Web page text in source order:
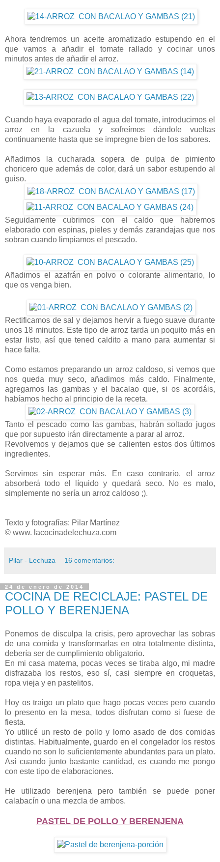
Ahora tendremos un aceite aromatizado estupendo en el
que vamos a añadir el tomate rallado y cocinar unos
minutos antes de añadir el arroz.
Cuando haya evaporado el agua del tomate, introducimos el
arroz en la cazuela y sofreímos dándole vueltas
continuamente hasta que se impregne bien de los sabores.
Añadimos la cucharada sopera de pulpa de pimiento
choricero que además de color, dará un sabor estupendo al
guiso.
Seguidamente cubrimos con el caldo que habremos
elaborado con espinas, pieles y demás zarandajas que nos
sobran cuando limpiamos el pescado.
Añadimos el azafrán en polvo o colorante alimentario, lo
que os venga bien.
Rectificamos de sal y dejamos hervir a fuego suave durante
unos 18 minutos. Este tipo de arroz tarda un poquito más en
estar listo, así que tened caldito a mano para aumentar si
hace falta.
Como estamos preparando un arroz caldoso, si vemos que
nos queda muy seco, añadimos más caldo. Finalmente,
agregamos las gambas y el bacalao que, si os acordáis,
habíamos hecho al principio de la receta.
Tanto el pescado como las gambas, habrán soltado jugos
que por supuesto irán directamente a parar al arroz.
Revolvemos y dejamos que se calienten estos dos últimos
ingredientes.
Servimos sin esperar más. En caso contrario, el arroz
absorberá todo el líquido y quedará seco. No es malo,
simplemente no sería un arroz caldoso ;).
Texto y fotografías: Pilar Martínez
© www. lacocinadelechuza.com
Pilar - Lechuza 16 comentarios:
24 de enero de 2014
COCINA DE RECICLAJE: PASTEL DE
POLLO Y BERENJENA
Ponemos de disculpa la crisis, pero aprovechar las sobras
de una comida y transformarlas en otra totalmente distinta,
debería ser de cumplimiento obligatorio.
En mi casa materna, pocas veces se tiraba algo, mi madre
disfrazaba los restos, eso sí, casi siempre en croquetas,
ropa vieja y en pastelitos.
Hoy os traigo un plato que hago pocas veces pero cuando
lo presento en la mesa, todos disfrutan como si fuese de
fiesta.
Yo utilicé un resto de pollo y lomo asado de dos comidas
distintas. Habitualmente, guardo en el congelador los restos
cuando no son lo suficientemente abundantes para un plato.
Así cuando junto bastante cantidad, es cuando me pongo
con este tipo de elaboraciones.
He utilizado berenjena pero también se puede poner
calabacín o una mezcla de ambos.
PASTEL DE POLLO Y BERENJENA